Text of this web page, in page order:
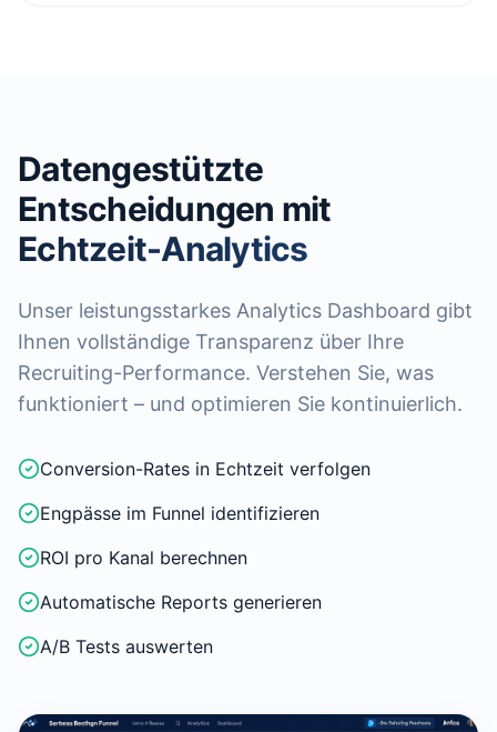
Datengestützte
Entscheidungen mit
Echtzeit-Analytics
Unser leistungsstarkes Analytics Dashboard gibt
Ihnen vollständige Transparenz über Ihre
Recruiting-Performance. Verstehen Sie, was
funktioniert – und optimieren Sie kontinuierlich.
Conversion-Rates in Echtzeit verfolgen
Engpässe im Funnel identifizieren
ROI pro Kanal berechnen
Automatische Reports generieren
A/B Tests auswerten